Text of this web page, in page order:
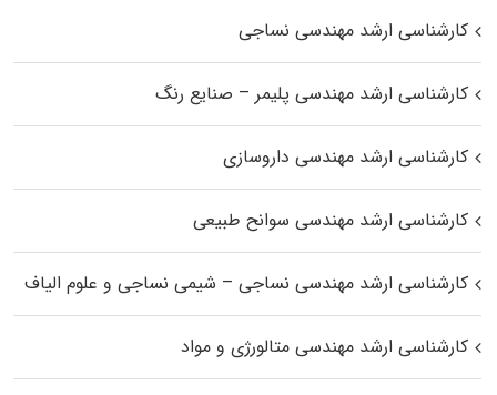
کارشناسی ارشد مهندسی نساجی
کارشناسی ارشد مهندسی پلیمر – صنایع رنگ
کارشناسی ارشد مهندسی داروسازی
کارشناسی ارشد مهندسی سوانح طبیعی
کارشناسی ارشد مهندسی نساجی – شیمی نساجی و علوم الیاف
کارشناسی ارشد مهندسی متالورژی و مواد